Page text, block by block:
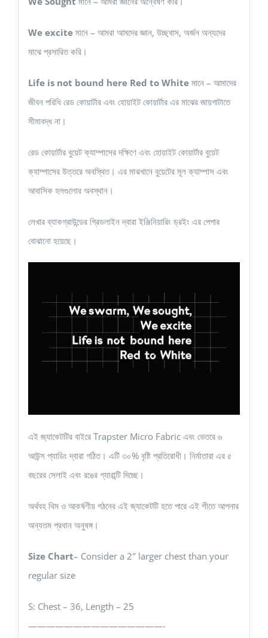
We exciteমানে – আমরা আমদের জ্ঞান, উচ্ছ্বাস, অর্জন অন্যদের
মাঝে প্রসারিত করি।
Life is not bound here Red to Whiteমানে – আমাদের
জীবন পরিধি রেড কোয়ার্টার এবং হোয়াইট কোয়ার্টার এর মাঝের জায়গাটাতে
সীমাবদ্ধ না।
রেড কোয়ার্টার বুয়েট ক্যাম্পাসের দক্ষিণে এবং হোয়াইট কোয়ার্টার বুয়েট
ক্যাম্পাসের উত্তরে অবস্থিত। এর মাঝখানে বুয়েটের মূল ক্যাম্পাস এবং
আবাসিক হলগুলোর অবস্থান।
লেখার ব্যাকগ্রাউন্ডের গ্রিডলাইন দ্বারা ইঞ্জিনিয়ারিং ড্রইং এর পেপার
বোঝানো হয়েছে।
এই জ্যাকেটটির বাইরে Trapster Micro Fabric এবং ভেতরে ৬
আউন্স প্যাডিং দ্বারা গঠিত। এটি ৩০% বৃষ্টি প্রতিরোধী। নির্মাতারা এর ৫
বছরের সেলাই এবং রঙের গ্যারান্টি দিচ্ছে।
অর্থবহ থিম ও আকর্ষণীয় গঠনের এই জ্যাকেটটি হতে পারে এই শীতে আপনার
অন্যতম প্রধান অনুষঙ্গ।
Size Chart– Consider a 2″ larger chest than your
regular size
S: Chest – 36, Length – 25
———————————————-